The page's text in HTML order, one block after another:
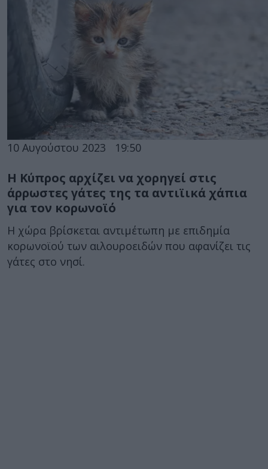
10 Αυγούστου 2023 19:50
Η Κύπρος αρχίζει να χορηγεί στις
άρρωστες γάτες της τα αντιϊικά χάπια
για τον κορωνοϊό
Η χώρα βρίσκεται αντιμέτωπη με επιδημία
κορωνοϊού των αιλουροειδών που αφανίζει τις
γάτες στο νησί.